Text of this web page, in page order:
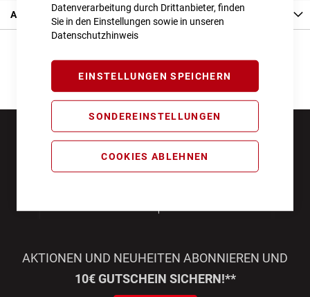
Datenverarbeitung durch Drittanbieter, finden
Sie in den Einstellungen sowie in unseren
Datenschutzhinweis
EINSTELLUNGEN SPEICHERN
SONDEREINSTELLUNGEN
COOKIES ABLEHNEN
Angaben zur Produktsicherheit
AKTIONEN UND NEUHEITEN ABONNIEREN UND
10€ GUTSCHEIN SICHERN!**